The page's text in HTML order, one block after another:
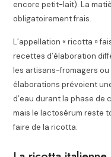
encore petit-lait). La
obligatoirement frais.
L’appellation « ricotta »
recettes d’élaboration
les artisans-fromagers
élaborations prévoient
d’eau durant la phase de
mais le lactosérum reste
faire de la ricotta.